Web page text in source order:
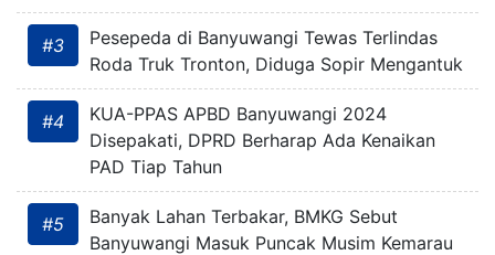
#3
Pesepeda di Banyuwangi Tewas Terlindas
Roda Truk Tronton, Diduga Sopir Mengantuk
#4
KUA-PPAS APBD Banyuwangi 2024
Disepakati, DPRD Berharap Ada Kenaikan
PAD Tiap Tahun
#5
Banyak Lahan Terbakar, BMKG Sebut
Banyuwangi Masuk Puncak Musim Kemarau